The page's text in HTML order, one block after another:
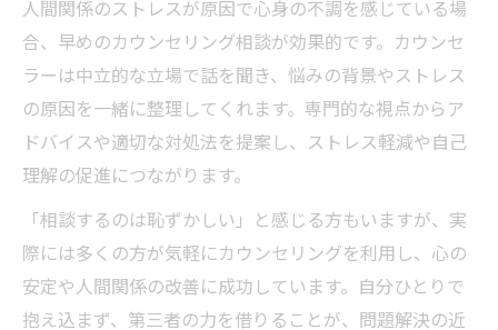
悩みが重い時にこそ専門家へ相談するメリ
ット
カウンセリング利用のタイミングと選び方
茨城県で人間関係相談なら無料カウンセリング
も注目
茨城県の無料カウンセリングで気軽に相談
費用負担を抑えてカウンセリングを受ける
方法
人間関係のストレスが原因で心身の不調を感じている場
合、早めのカウンセリング相談が効果的です。カウンセ
ラーは中立的な立場で話を聞き、悩みの背景やストレス
の原因を一緒に整理してくれます。専門的な視点からア
ドバイスや適切な対処法を提案し、ストレス軽減や自己
理解の促進につながります。
「相談するのは恥ずかしい」と感じる方もいますが、実
際には多くの方が気軽にカウンセリングを利用し、心の
安定や人間関係の改善に成功しています。自分ひとりで
抱え込まず、第三者の力を借りることが、問題解決の近